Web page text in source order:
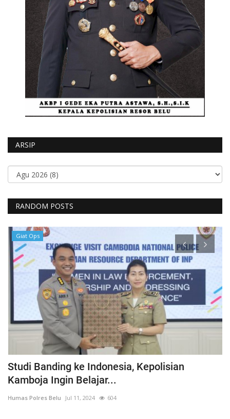
ARSIP
RANDOM POSTS
Giat Ops
Studi Banding ke Indonesia, Kepolisian
Kamboja Ingin Belajar...
Humas Polres Belu Jul 11, 2024 604